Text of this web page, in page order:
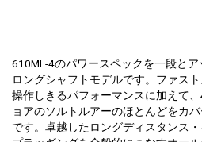
610ML-4のパワースペックを一段と
ロングシャフトモデルです。ファス
操作しきるパフォーマンスに加えて
ョアのソルトルアーのほとんどをカ
です。卓越したロングディスタンス